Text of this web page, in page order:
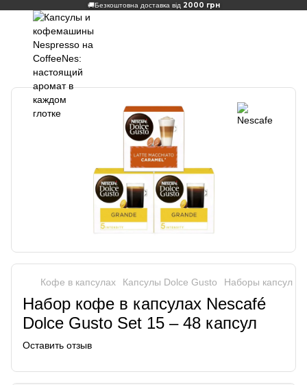
🚚Безкоштовна доставка від 2000 грн
Кофе в капсулах Капсулы Dolce Gusto Наборы капсул
Набор кофе в капсулах Nescafé
Dolce Gusto Set 15 – 48 капсул
Оставить отзыв